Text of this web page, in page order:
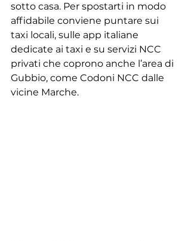
sotto casa. Per spostarti in modo
affidabile conviene puntare sui
taxi locali, sulle app italiane
dedicate ai taxi e su servizi NCC
privati che coprono anche l’area di
Gubbio, come Codoni NCC dalle
vicine Marche.